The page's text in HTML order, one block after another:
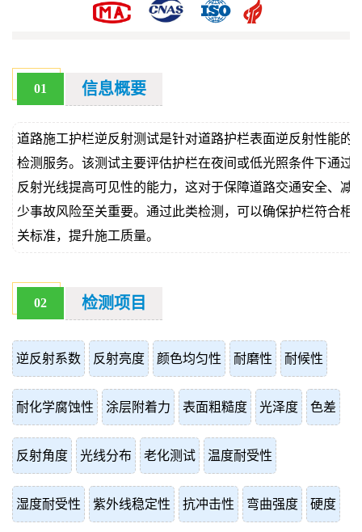
01 信息概要
道路施工护栏逆反射测试是针对道路护栏表面逆反射性能的
检测服务。该测试主要评估护栏在夜间或低光照条件下通过
反射光线提高可见性的能力，这对于保障道路交通安全、减
少事故风险至关重要。通过此类检测，可以确保护栏符合相
关标准，提升施工质量。
02 检测项目
逆反射系数 反射亮度 颜色均匀性 耐磨性 耐候性
耐化学腐蚀性 涂层附着力 表面粗糙度 光泽度 色差
反射角度 光线分布 老化测试 温度耐受性
湿度耐受性 紫外线稳定性 抗冲击性 弯曲强度 硬度
价
真
伪
查